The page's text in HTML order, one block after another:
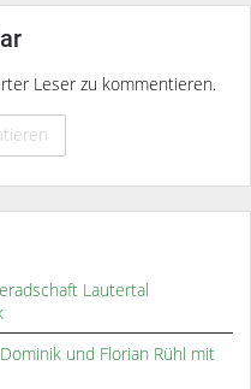
Leser zu kommentieren.
Lautertal
und Florian Rühl mit